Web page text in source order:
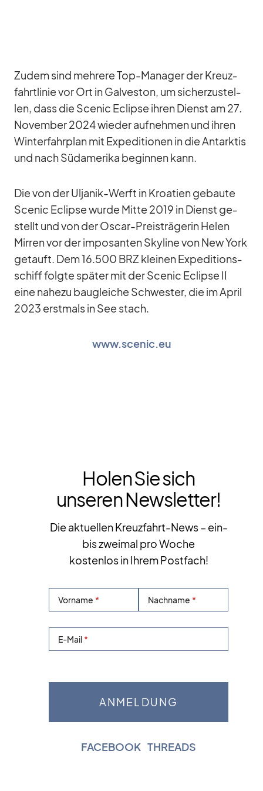
Zu­dem sind meh­rere Top-Ma­na­ger der Kreuz­
fahrt­li­nie vor Ort in Gal­ves­ton, um si­cher­zu­stel­
len, dass die Scenic Eclipse ih­ren Dienst am 27.
No­vem­ber 2024 wie­der auf­neh­men und ih­ren
Win­ter­fahr­plan mit Ex­pe­di­tio­nen in die Ant­ark­tis
und nach Süd­ame­rika be­gin­nen kann.
Die von der Ul­ja­nik-Werft in Kroa­tien ge­baute
Scenic Eclipse wurde Mitte 2019 in Dienst ge­
stellt und von der Os­car-Preis­trä­ge­rin He­len
Mir­ren vor der im­po­san­ten Sky­line von New York
ge­tauft. Dem 16.500 BRZ klei­nen Ex­pe­di­ti­ons­
schiff folgte spä­ter mit der Scenic Eclipse II
eine na­hezu bau­glei­che Schwes­ter, die im April
2023 erst­mals in See stach.
www.scenic.eu
Holen Sie sich
unseren Newsletter!
Die aktuellen Kreuzfahrt-News – ein-
bis zweimal pro Woche
kostenlos in Ihrem Postfach!
Vorname Nachname
E-Mail
FACEBOOK THREADS